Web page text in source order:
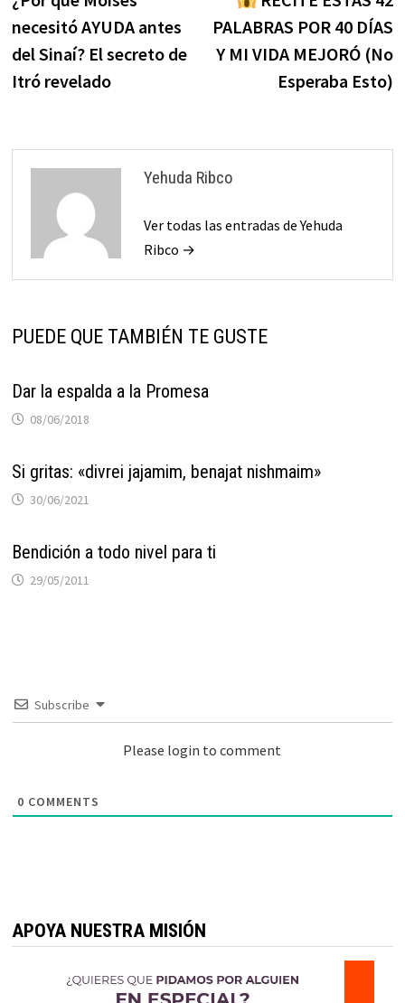
de
entradas
necesitó AYUDA antes
del Sinaí? El secreto de
Itró revelado
PALABRAS POR 40 DÍAS
Y MI VIDA MEJORÓ (No
Esperaba Esto)
Yehuda Ribco
Ver todas las entradas de Yehuda
Ribco →
PUEDE QUE TAMBIÉN TE GUSTE
Dar la espalda a la Promesa
08/06/2018
Si gritas: «divrei jajamim, benajat nishmaim»
30/06/2021
Bendición a todo nivel para ti
29/05/2011
Subscribe
Please login to comment
0 COMMENTS
APOYA NUESTRA MISIÓN